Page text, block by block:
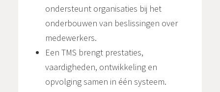
ondersteunt organisaties bij het
onderbouwen van beslissingen over
medewerkers.
Een TMS brengt prestaties,
vaardigheden, ontwikkeling en
opvolging samen in één systeem.